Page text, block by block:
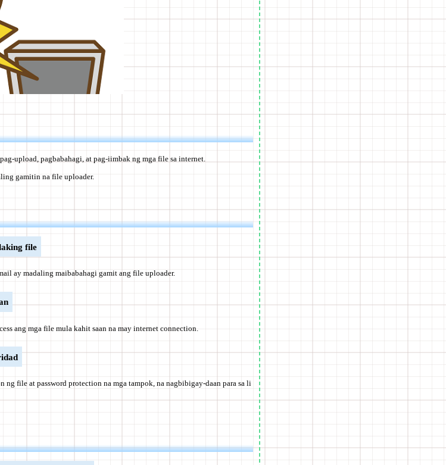
upload, pagbabahagi, at pag-iimbak ng mga file sa internet.
gamitin na file uploader.
file
ay madaling maibabahagi gamit ang file uploader.
ang mga file mula kahit saan na may internet connection.
ng file at password protection na mga tampok, na nagbibigay-daan para sa li